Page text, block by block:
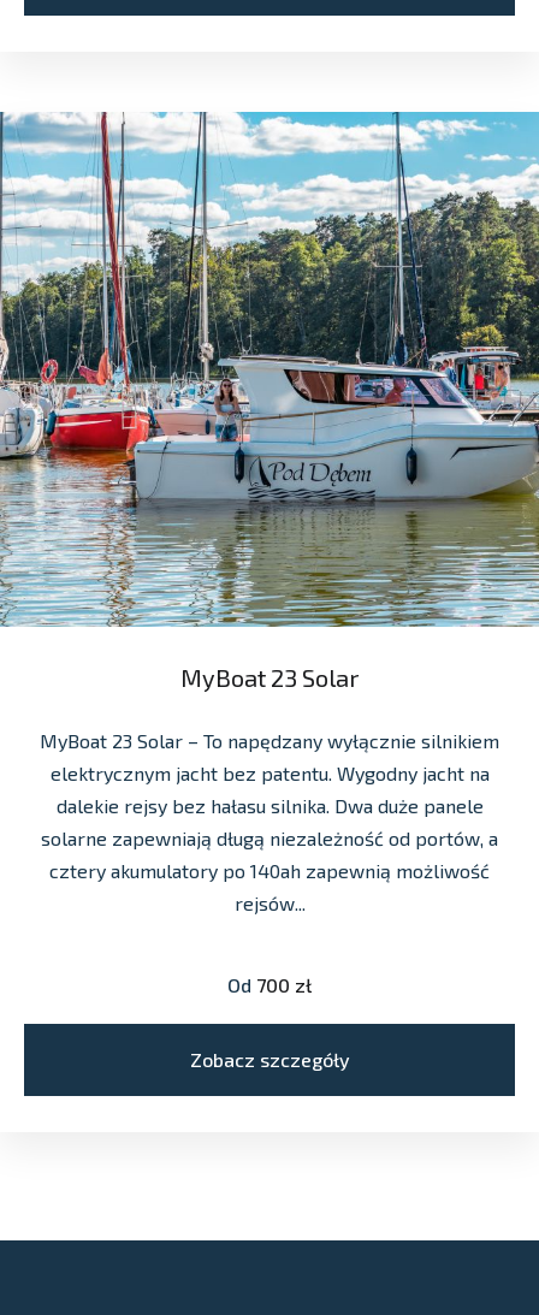
MyBoat 23 Solar
MyBoat 23 Solar – To napędzany wyłącznie silnikiem
elektrycznym jacht bez patentu. Wygodny jacht na
dalekie rejsy bez hałasu silnika. Dwa duże panele
solarne zapewniają długą niezależność od portów, a
cztery akumulatory po 140ah zapewnią możliwość
rejsów...
Od 700 zł
Zobacz szczegóły